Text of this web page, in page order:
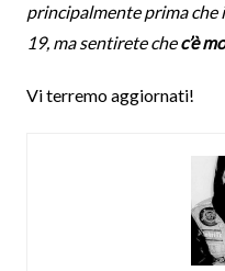
principalmente prima che
19, ma sentirete chec’è
Vi terremo aggiornati!